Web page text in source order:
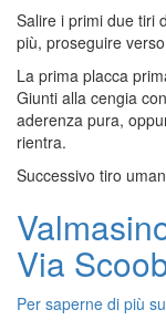
Salire i primi due tiri
più, proseguire
La prima placca
Giunti alla cengia
aderenza pura,
rientra.
Successivo tiro
Via
Per saperne di più su